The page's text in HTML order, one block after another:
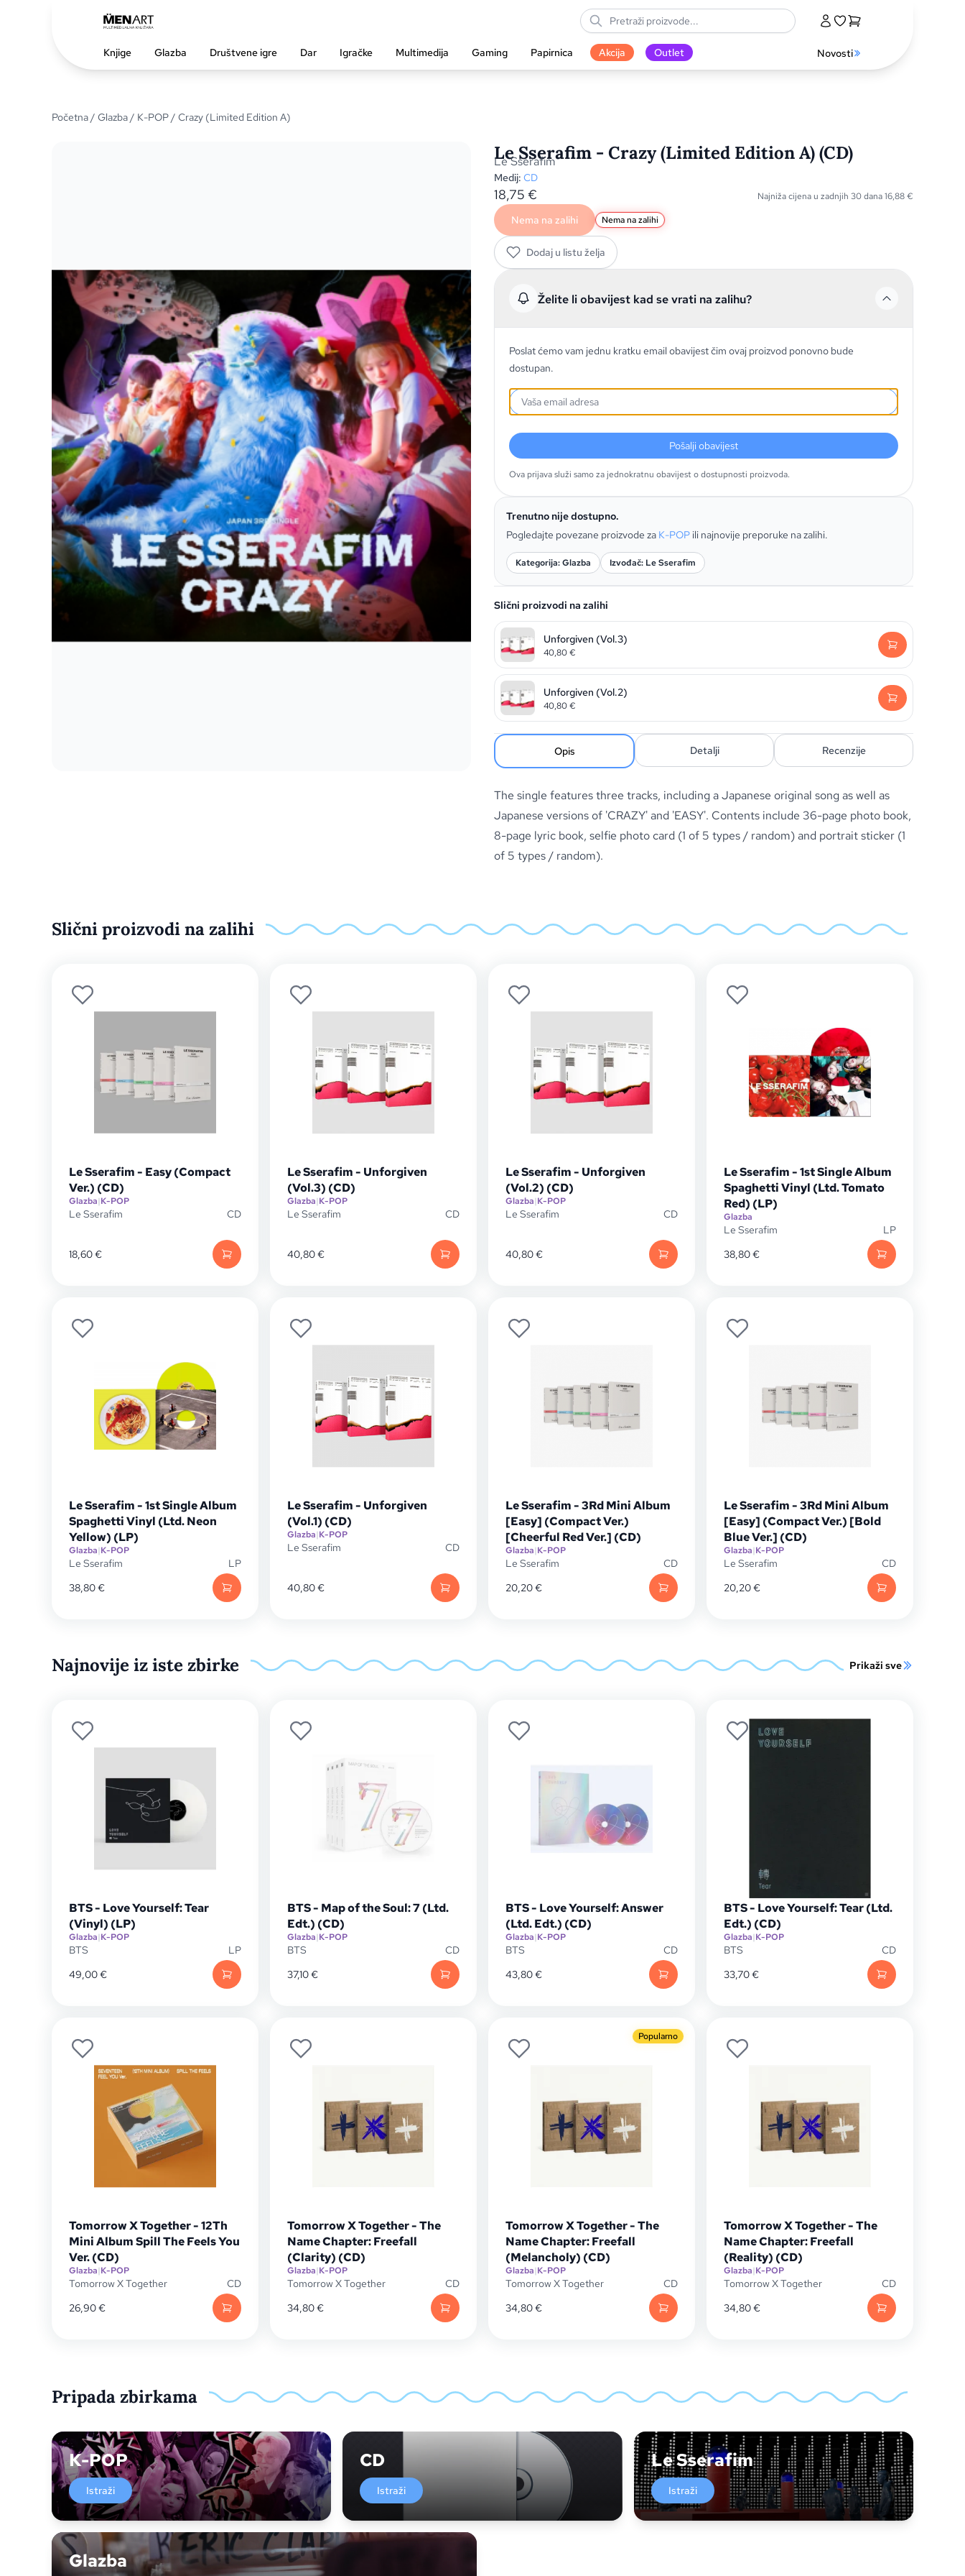
Knjige Glazba Društvene igre Dar Igračke Multimedija Gaming Papirnica Akcija Outlet Novosti
Početna/ Glazba/ K-POP/ Crazy (Limited Edition A)
Le Sserafim - Crazy (Limited Edition A) (CD)
Le Sserafim
Medij: CD
18,75 € Najniža cijena u zadnjih 30 dana16,88€
Nema na zalihi Nema na zalihi
Dodaj u listu želja
Želite li obavijest kad se vrati na zalihu?
Poslat ćemo vam jednu kratku email obavijest čim ovaj proizvod ponovno bude
dostupan.
Pošalji obavijest
Ova prijava služi samo za jednokratnu obavijest o dostupnosti proizvoda.
Trenutno nije dostupno.
Pogledajte povezane proizvode za K-POP ili najnovije preporuke na zalihi.
Kategorija: Glazba Izvođač: Le Sserafim
Slični proizvodi na zalihi
Unforgiven (Vol.3)
40,80€
Unforgiven (Vol.2)
40,80€
Opis Detalji Recenzije
The single features three tracks, including a Japanese original song as well as
Japanese versions of 'CRAZY' and 'EASY'. Contents include 36-page photo book,
8-page lyric book, selfie photo card (1 of 5 types / random) and portrait sticker (1
of 5 types / random).
Slični proizvodi na zalihi
Le Sserafim - Easy (Compact
Ver.) (CD)
Glazba|K-POP
Le Sserafim CD
18,60€
Le Sserafim - Unforgiven
(Vol.3) (CD)
Glazba|K-POP
Le Sserafim CD
40,80€
Le Sserafim - Unforgiven
(Vol.2) (CD)
Glazba|K-POP
Le Sserafim CD
40,80€
Le Sserafim - 1st Single Album
Spaghetti Vinyl (Ltd. Tomato
Red) (LP)
Glazba
Le Sserafim
LP
38,80€
Le Sserafim - 1st Single Album
Spaghetti Vinyl (Ltd. Neon
Yellow) (LP)
Glazba|K-POP
Le Sserafim
LP
38,80€
Le Sserafim - Unforgiven
(Vol.1) (CD)
Glazba|K-POP
Le Sserafim CD
40,80€
Le Sserafim - 3Rd Mini Album
[Easy] (Compact Ver.)
[Cheerful Red Ver.] (CD)
Glazba|K-POP
Le Sserafim
CD
20,20€
Le Sserafim - 3Rd Mini Album
[Easy] (Compact Ver.) [Bold
Blue Ver.] (CD)
Glazba|K-POP
Le Sserafim
CD
20,20€
Najnovije iz iste zbirke Prikaži sve
BTS - Love Yourself: Tear
(Vinyl) (LP)
Glazba|K-POP
BTS
LP
49,00€
BTS - Map of the Soul: 7 (Ltd.
Edt.) (CD)
Glazba|K-POP
BTS
CD
37,10€
BTS - Love Yourself: Answer
(Ltd. Edt.) (CD)
Glazba|K-POP
BTS
CD
43,80€
BTS - Love Yourself: Tear (Ltd.
Edt.) (CD)
Glazba|K-POP
BTS
CD
33,70€
Tomorrow X Together - 12Th
Mini Album Spill The Feels You
Ver. (CD)
Glazba|K-POP
Tomorrow X Together
CD
26,90€
Tomorrow X Together - The
Name Chapter: Freefall
(Clarity) (CD)
Glazba|K-POP
Tomorrow X Together
CD
34,80€
Popularno
Tomorrow X Together - The
Name Chapter: Freefall
(Melancholy) (CD)
Glazba|K-POP
Tomorrow X Together
CD
34,80€
Tomorrow X Together - The
Name Chapter: Freefall
(Reality) (CD)
Glazba|K-POP
Tomorrow X Together
CD
34,80€
Pripada zbirkama
K-POP
Istraži
CD
Istraži
Le Sserafim
Istraži
Glazba